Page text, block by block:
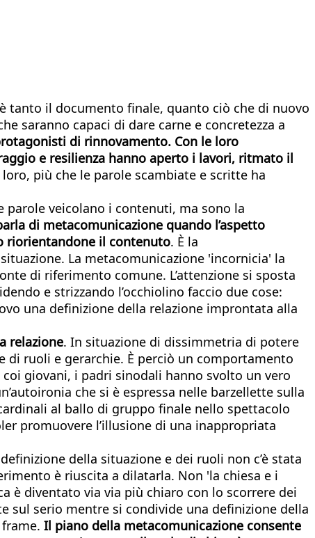
tanto il documento finale, quanto ciò che di nuovo
saranno capaci di dare carne e concretezza a
di rinnovamento. Con le loro
e resilienza hanno aperto i lavori, ritmato il
più che le parole scambiate e scritte ha
veicolano i contenuti, ma sono la
di metacomunicazione quando l’aspetto
riorientandone il contenuto. È la
La metacomunicazione 'incornicia' la
di riferimento comune. L’attenzione si sposta
e strizzando l’occhiolino faccio due cose:
una definizione della relazione improntata alla
relazione. In situazione di dissimmetria di potere
di ruoli e gerarchie. È perciò un comportamento
giovani, i padri sinodali hanno svolto un vero
che si è espressa nelle barzellette sulla
al ballo di gruppo finale nello spettacolo
promuovere l’illusione di una inappropriata
della situazione e dei ruoli non c’è stata
è riuscita a dilatarla. Non 'la chiesa e i
è diventato via via più chiaro con lo scorrere dei
sul serio mentre si condivide una definizione della
Il piano della metacomunicazione consente